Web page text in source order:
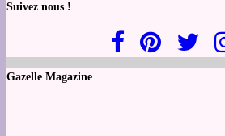
Suivez nous !
Gazelle Magazine